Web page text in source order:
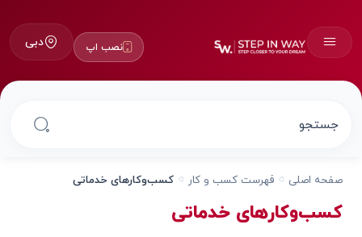
نصب اپ دبی
صفحه اصلی فهرست کسب و کار کسب‌وکارهای خدماتی
کسب‌وکارهای خدماتی